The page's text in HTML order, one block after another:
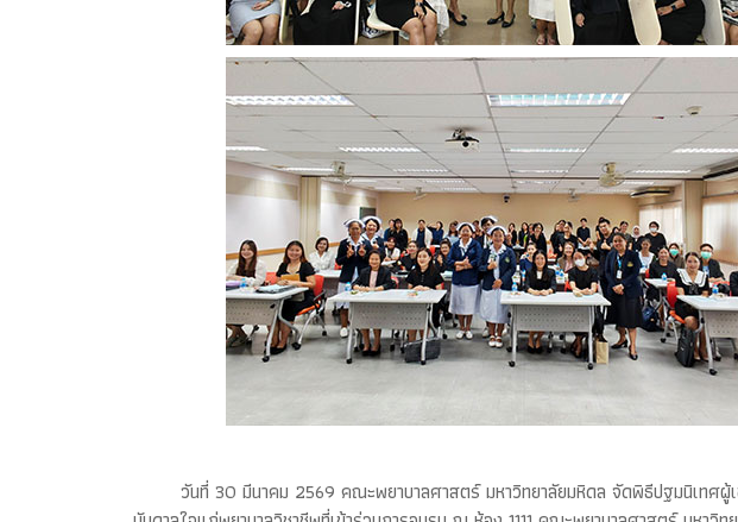
วันที่ 30 มีนาคม 2569 คณะพยาบาลศาสตร์ มหาวิทยาลัยมหิดล จัดพิธีปฐมนิเทศผู้